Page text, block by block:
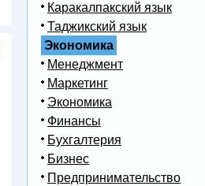
Каракалпакский язык
Таджикский язык
Экономика
Менеджмент
Маркетинг
Экономика
Финансы
Бухгалтерия
Бизнес
Предпринимательство